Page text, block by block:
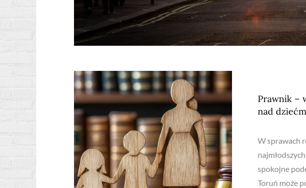
Prawnik –
nad
W sprawach
spokojne
Toruń może